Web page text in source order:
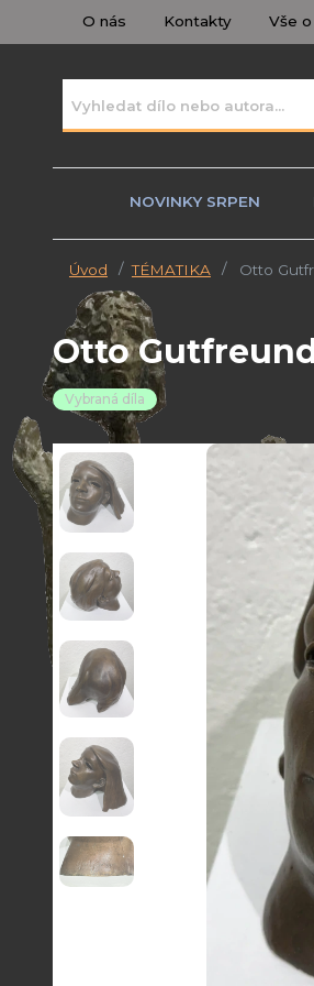
O nás Kontakty Vše
NOVINKY SRPEN
Úvod TÉMATIKA Otto
Otto
Vybraná díla